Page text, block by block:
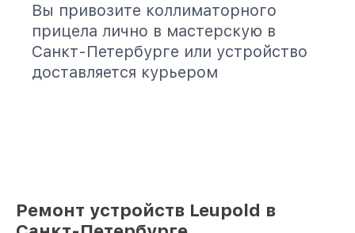
Вы привозите коллиматорного
прицела лично в мастерскую в
Санкт-Петербурге или устройство
доставляется курьером
Ремонт устройств Leupold в